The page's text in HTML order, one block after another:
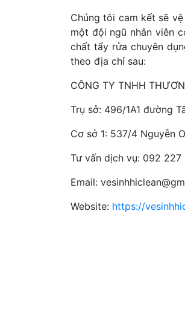
Chúng tôi cam kết sẽ
một đội ngũ nhân viên
chất tẩy rửa chuyên
theo địa chỉ sau:
CÔNG TY TNHH
Trụ sở: 496/1A1 đường
Cơ sở 1: 537/4 Nguyễn
Tư vấn dịch vụ: 092 227
Email:
Website: https://